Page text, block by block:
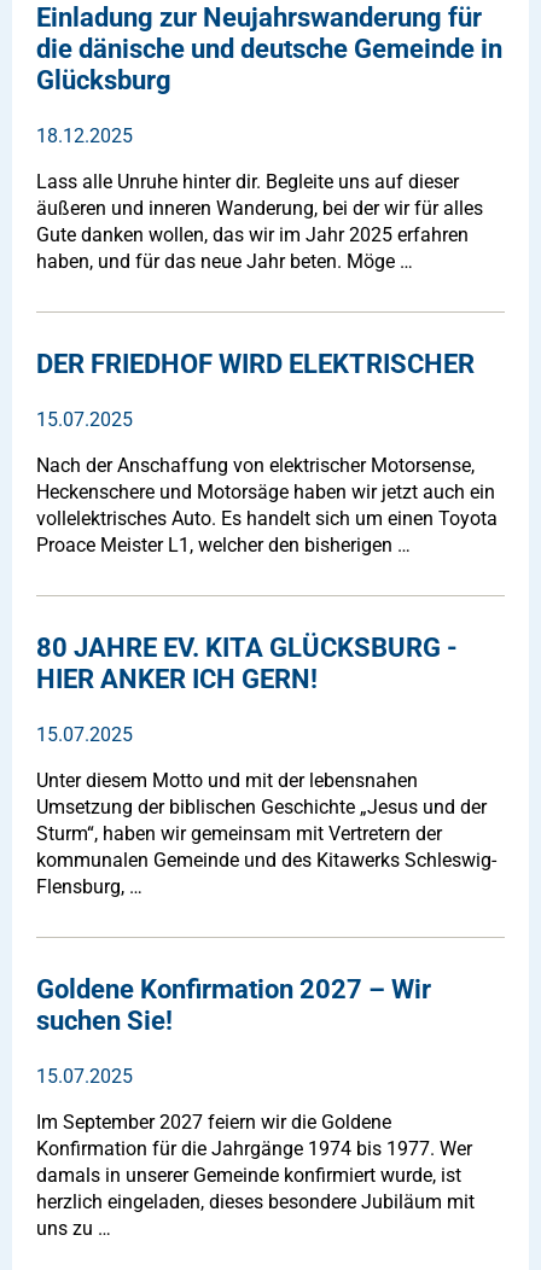
Einladung zur Neujahrswanderung für
die dänische und deutsche Gemeinde in
Glücksburg
18.12.2025
Lass alle Unruhe hinter dir. Begleite uns auf dieser
äußeren und inneren Wanderung, bei der wir für alles
Gute danken wollen, das wir im Jahr 2025 erfahren
haben, und für das neue Jahr beten. Möge …
DER FRIEDHOF WIRD ELEKTRISCHER
15.07.2025
Nach der Anschaffung von elektrischer Motorsense,
Heckenschere und Motorsäge haben wir jetzt auch ein
vollelektrisches Auto. Es handelt sich um einen Toyota
Proace Meister L1, welcher den bisherigen …
80 JAHRE EV. KITA GLÜCKSBURG -
HIER ANKER ICH GERN!
15.07.2025
Unter diesem Motto und mit der lebensnahen
Umsetzung der biblischen Geschichte „Jesus und der
Sturm“, haben wir gemeinsam mit Vertretern der
kommunalen Gemeinde und des Kitawerks Schleswig-
Flensburg, …
Goldene Konfirmation 2027 – Wir
suchen Sie!
15.07.2025
Im September 2027 feiern wir die Goldene
Konfirmation für die Jahrgänge 1974 bis 1977. Wer
damals in unserer Gemeinde konfirmiert wurde, ist
herzlich eingeladen, dieses besondere Jubiläum mit
uns zu …